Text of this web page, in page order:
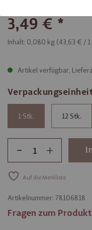
3,49 €
Inhalt: 0,080 kg (43,63 € /
Artikel verfügbar,
1 12
- +
Auf die Merkliste
Artikelnummer: 78106818
Fragen zum